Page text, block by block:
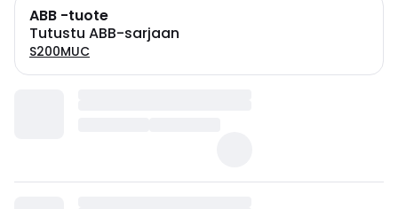
ABB -tuote
Tutustu ABB-sarjaan
S200MUC